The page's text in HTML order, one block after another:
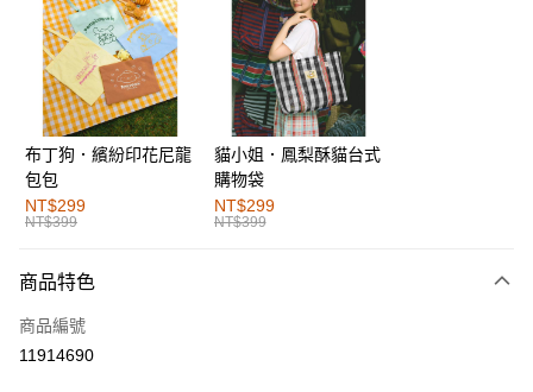
超商取貨付款
LINE Pay
街口支付
運送方式
全家取貨付款
每筆NT$60，滿NT$1,000(含以上)免運費
付款後全家取貨
萊爾富取貨付款
布丁狗．繽紛印花尼龍
包包
NT$299
NT$399
貓小姐．鳳梨酥貓台式
購物袋
NT$299
NT$399
商品特色
商品編號
11914690